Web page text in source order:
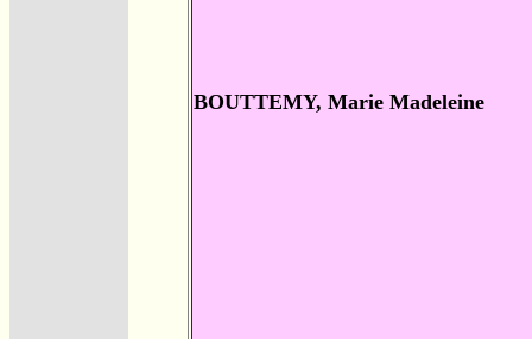
BOUTTEMY, Marie Madeleine